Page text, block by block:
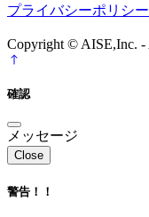
プライバシーポリシー
Copyright © AISE,Inc. -
確認
メッセージ
Close
警告！！